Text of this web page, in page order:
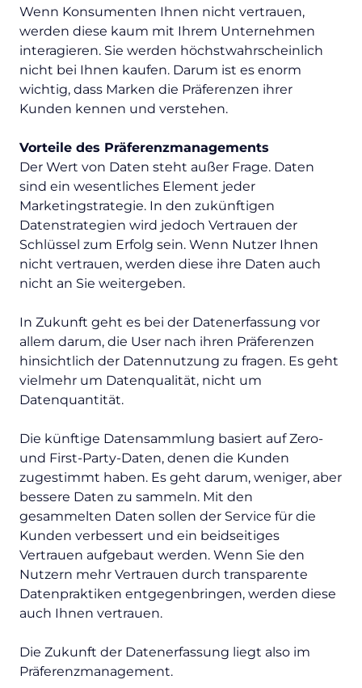
Wenn Konsumenten Ihnen nicht vertrauen,
werden diese kaum mit Ihrem Unternehmen
interagieren. Sie werden höchstwahrscheinlich
nicht bei Ihnen kaufen. Darum ist es enorm
wichtig, dass Marken die Präferenzen ihrer
Kunden kennen und verstehen.
Vorteile des Präferenzmanagements
Der Wert von Daten steht außer Frage. Daten
sind ein wesentliches Element jeder
Marketingstrategie. In den zukünftigen
Datenstrategien wird jedoch Vertrauen der
Schlüssel zum Erfolg sein. Wenn Nutzer Ihnen
nicht vertrauen, werden diese ihre Daten auch
nicht an Sie weitergeben.
In Zukunft geht es bei der Datenerfassung vor
allem darum, die User nach ihren Präferenzen
hinsichtlich der Datennutzung zu fragen. Es geht
vielmehr um Datenqualität, nicht um
Datenquantität.
Die künftige Datensammlung basiert auf Zero-
und First-Party-Daten, denen die Kunden
zugestimmt haben. Es geht darum, weniger, aber
bessere Daten zu sammeln. Mit den
gesammelten Daten sollen der Service für die
Kunden verbessert und ein beidseitiges
Vertrauen aufgebaut werden. Wenn Sie den
Nutzern mehr Vertrauen durch transparente
Datenpraktiken entgegenbringen, werden diese
auch Ihnen vertrauen.
Die Zukunft der Datenerfassung liegt also im
Präferenzmanagement.